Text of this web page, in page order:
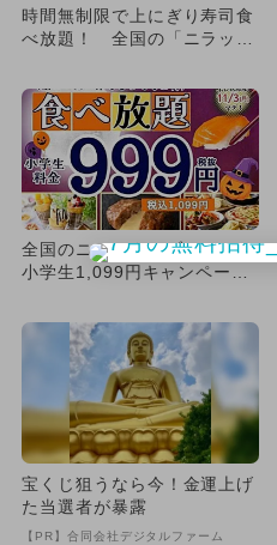
時間無制限で上にぎり寿司食
べ放題！ 全国の「ニラック
全国のニラックスブッフェで
小学生1,099円キャンペーン
宝くじ狙うなら今！金運上げ
た当選者が暴露
【PR】合同会社デジタルファーム